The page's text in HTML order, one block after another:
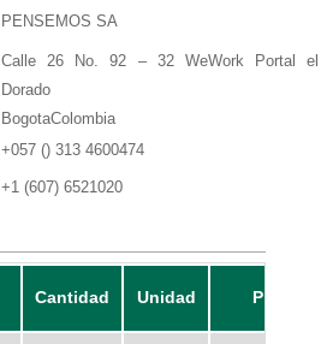
PENSEMOS SA
Calle 26 No. 92 – 32 WeWork Portal el
Dorado
BogotaColombia
+057 () 313 4600474
+1 (607) 6521020
Cantidad Unidad Precio